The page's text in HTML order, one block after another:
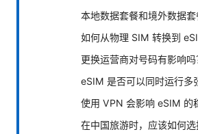
本地数据套餐和境外数据套
如何从物理 SIM 转换到
更换运营商对号码有影响吗
eSIM 是否可以同时运行多
使用 VPN 会影响 eSIM 的
在中国旅游时，应该如何选